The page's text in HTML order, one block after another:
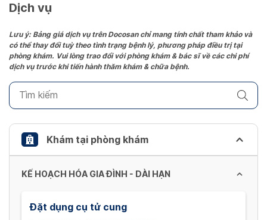
Dịch vụ
Lưu ý: Bảng giá dịch vụ trên Docosan chỉ mang tính chất tham khảo và
có thể thay đổi tuỳ theo tình trạng bệnh lý, phương pháp điều trị tại
phòng khám. Vui lòng trao đổi với phòng khám & bác sĩ về các chi phí
dịch vụ trước khi tiến hành thăm khám & chữa bệnh.
Khám tại phòng khám
KẾ HOẠCH HÓA GIA ĐÌNH - DÀI HẠN
Đặt dụng cụ tử cung